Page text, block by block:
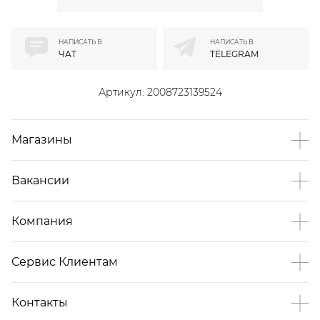
Артикул: 2008723139524
НАПИСАТЬ В
ЧАТ
НАПИСАТЬ В
TELEGRAM
Магазины
Вакансии
Компания
Сервис Клиентам
Контакты